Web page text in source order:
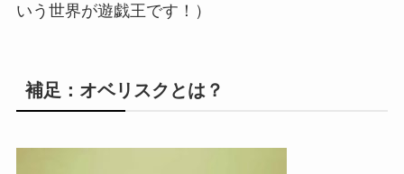
いう世界が遊戯王です！）
補足：オベリスクとは？